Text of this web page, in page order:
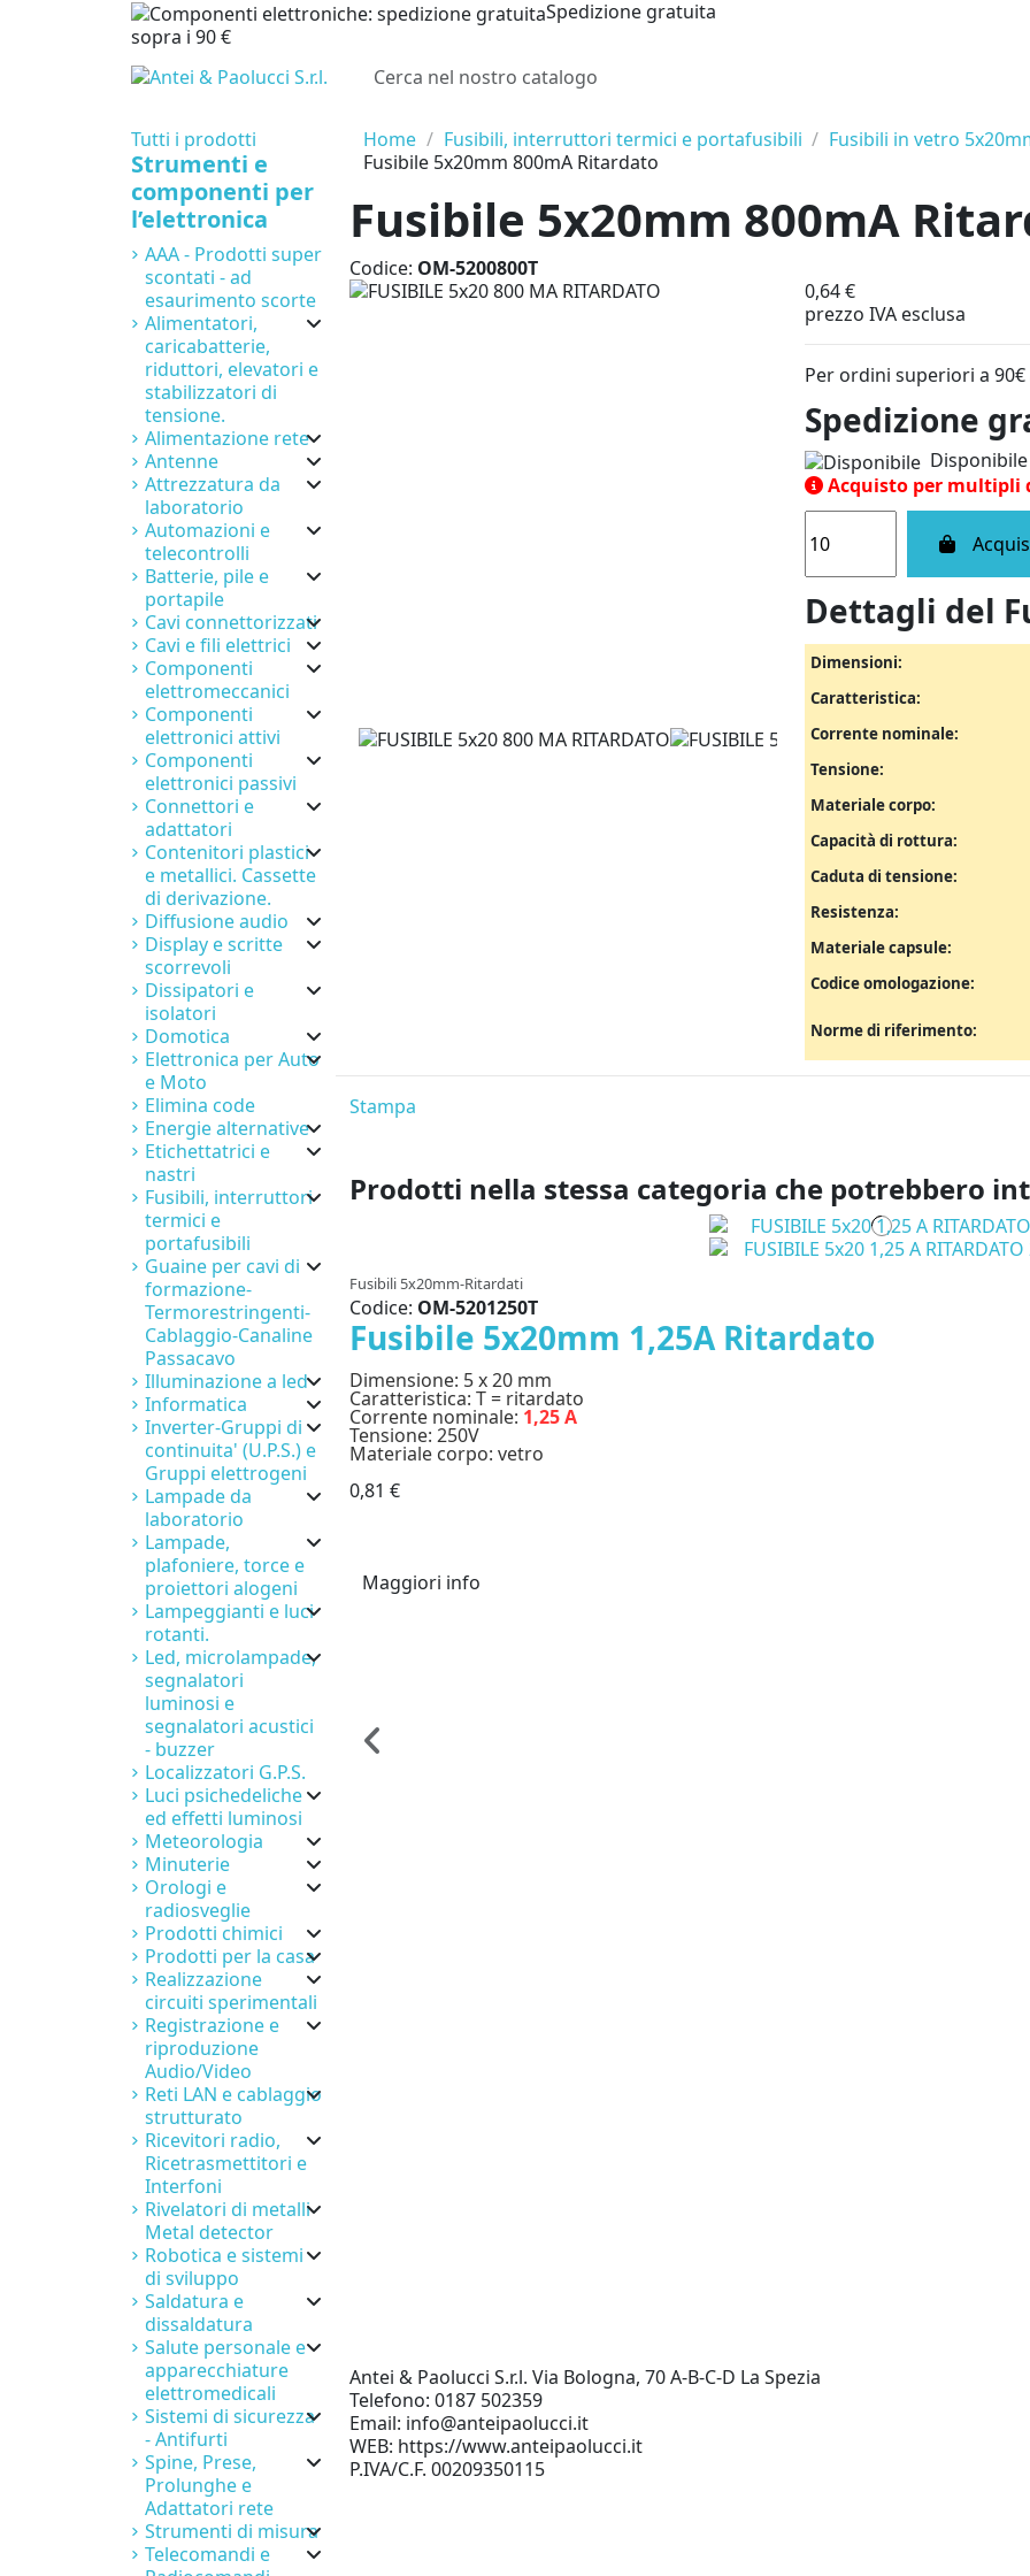
Spedizione gratuita
sopra i 90 €
Home
Fusibili, interruttori termici e portafusibili Fusibili in vetro
Fusibile 5x20mm 800mA Ritardato
Fusibile 5x20mm 800mA
Codice: OM-5200800T
0,64 €
prezzo IVA esclusa
Per ordini superiori a 90€
Spedizione
Disponibile
Acquisto per multipli
Dettagli del
Dimensioni:
Caratteristica:
Corrente nominale:
Tensione:
Materiale corpo:
Capacità di rottura:
Caduta di tensione:
Resistenza:
Materiale capsule:
Codice omologazione:
Norme di riferimento:
Stampa
Prodotti nella stessa categoria che potrebbero
Fusibili 5x20mm-Ritardati
Codice: OM-5201250T
Fusibile 5x20mm 1,25A Ritardato
Dimensione: 5 x 20 mm
Caratteristica: T = ritardato
Corrente nominale: 1,25 A
Tensione: 250V
Materiale corpo: vetro
0,81 €
Maggiori info
Antei & Paolucci S.r.l. Via Bologna, 70 A-B-C-D La Spezia
Telefono: 0187 502359
Email: info@anteipaolucci.it
WEB: https://www.anteipaolucci.it
P.IVA/C.F. 00209350115
Tutti i prodotti
Strumenti e
componenti per
l’elettronica
AAA - Prodotti super
scontati - ad
esaurimento scorte
Alimentatori,
caricabatterie,
riduttori, elevatori e
stabilizzatori di
tensione.
Alimentazione rete
Antenne
Attrezzatura da
laboratorio
Automazioni e
telecontrolli
Batterie, pile e
portapile
Cavi connettorizzati
Cavi e fili elettrici
Componenti
elettromeccanici
Componenti
elettronici attivi
Componenti
elettronici passivi
Connettori e
adattatori
Contenitori plastici
e metallici. Cassette
di derivazione.
Diffusione audio
Display e scritte
scorrevoli
Dissipatori e
isolatori
Domotica
Elettronica per Auto
e Moto
Elimina code
Energie alternative
Etichettatrici e
nastri
Fusibili, interruttori
termici e
portafusibili
Guaine per cavi di
formazione-
Termorestringenti-
Cablaggio-Canaline
Passacavo
Illuminazione a led
Informatica
Inverter-Gruppi di
continuita' (U.P.S.) e
Gruppi elettrogeni
Lampade da
laboratorio
Lampade,
plafoniere, torce e
proiettori alogeni
Lampeggianti e luci
rotanti.
Led, microlampade,
segnalatori
luminosi e
segnalatori acustici
- buzzer
Localizzatori G.P.S.
Luci psichedeliche
ed effetti luminosi
Meteorologia
Minuterie
Orologi e
radiosveglie
Prodotti chimici
Prodotti per la casa
Realizzazione
circuiti sperimentali
Registrazione e
riproduzione
Audio/Video
Reti LAN e cablaggio
strutturato
Ricevitori radio,
Ricetrasmettitori e
Interfoni
Rivelatori di metalli
Metal detector
Robotica e sistemi
di sviluppo
Saldatura e
dissaldatura
Salute personale e
apparecchiature
elettromedicali
Sistemi di sicurezza
- Antifurti
Spine, Prese,
Prolunghe e
Adattatori rete
Strumenti di misura
Telecomandi e